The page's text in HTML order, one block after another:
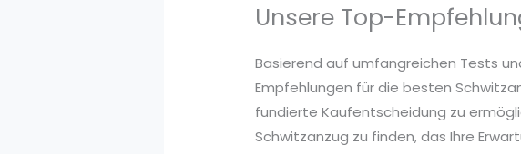
Unsere Top-
Basierend auf umfangreichen Tests
Empfehlungen für die besten
fundierte Kaufentscheidung zu
Schwitzanzug zu finden, das Ihre